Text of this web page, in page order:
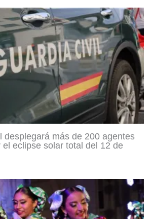
desplegará más de 200 agentes
eclipse solar total del 12 de